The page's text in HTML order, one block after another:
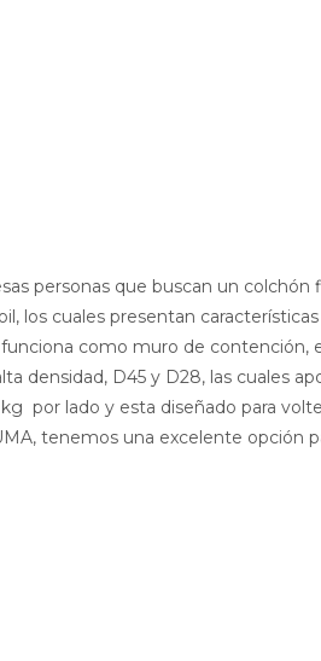
personas que buscan un
los cuales presentan
como muro de
densidad, D45 y D28, las cuales
por lado y esta diseñado para
tenemos una excelente opción